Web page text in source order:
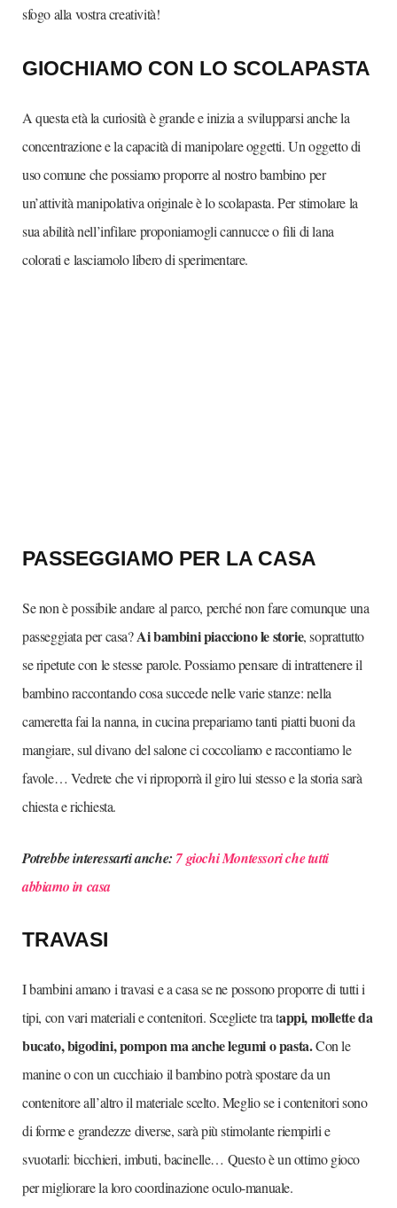
sfogo alla vostra creatività!
GIOCHIAMO CON LO SCOLAPASTA
A questa età la curiosità è grande e inizia a svilupparsi anche la
concentrazione e la capacità di manipolare oggetti. Un oggetto di
uso comune che possiamo proporre al nostro bambino per
un’attività manipolativa originale è lo scolapasta. Per stimolare la
sua abilità nell’infilare proponiamogli cannucce o fili di lana
colorati e lasciamolo libero di sperimentare.
PASSEGGIAMO PER LA CASA
Se non è possibile andare al parco, perché non fare comunque una
passeggiata per casa?Ai bambini piacciono le storie, soprattutto
se ripetute con le stesse parole. Possiamo pensare di intrattenere il
bambino raccontando cosa succede nelle varie stanze: nella
cameretta fai la nanna, in cucina prepariamo tanti piatti buoni da
mangiare, sul divano del salone ci coccoliamo e raccontiamo le
favole… Vedrete che vi riproporrà il giro lui stesso e la storia sarà
chiesta e richiesta.
Potrebbe interessarti anche: 7 giochi Montessori che tutti
abbiamo in casa
TRAVASI
I bambini amano i travasi e a casa se ne possono proporre di tutti i
tipi, con vari materiali e contenitori. Scegliete tra tappi, mollette da
bucato, bigodini, pompon ma anche legumi o pasta.Con le
manine o con un cucchiaio il bambino potrà spostare da un
contenitore all’altro il materiale scelto. Meglio se i contenitori sono
di forme e grandezze diverse, sarà più stimolante riempirli e
svuotarli: bicchieri, imbuti, bacinelle… Questo è un ottimo gioco
per migliorare la loro coordinazione oculo-manuale.